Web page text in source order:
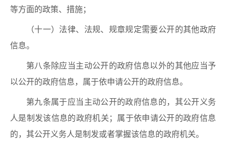
等方面的政策、措施；
（十一）法律、法规、规章规定需要公开的其他政府
信息。
第八条除应当主动公开的政府信息以外的其他应当予
以公开的政府信息，属于依申请公开的政府信息。
第九条属于应当主动公开的政府信息的，其公开义务
人是制发该信息的政府机关；属于依申请公开的政府信息
的，其公开义务人是制发或者掌握该信息的政府机关。